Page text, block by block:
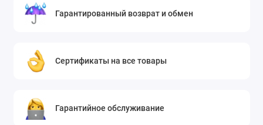
Гарантированный возврат и обмен
Сертификаты на все товары
Гарантийное обслуживание